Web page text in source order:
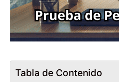
Tabla de Contenido